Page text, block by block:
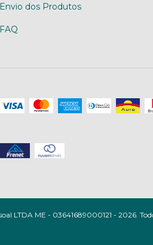
Envio dos Produtos
FAQ
LTDA ME - 03641689000121 - 2026.